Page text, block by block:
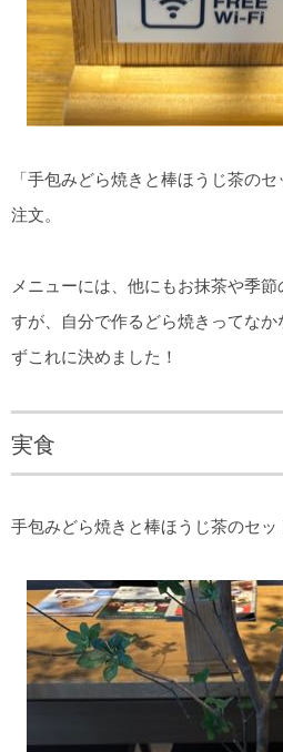
「手包みどら焼きと棒ほうじ茶の
注文。
メニューには、他にもお抹茶や季
すが、自分で作るどら焼きってな
ずこれに決めました！
実食
手包みどら焼きと棒ほうじ茶のセ